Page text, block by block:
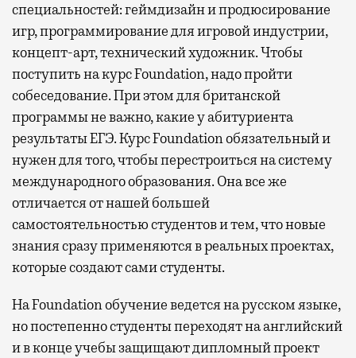
специальностей: геймдизайн и продюсирование
игр, программирование для игровой индустрии,
концепт-арт, технический художник. Чтобы
поступить на курс Foundation, надо пройти
собеседование. При этом для британской
программы не важно, какие у абитуриента
результаты ЕГЭ. Курс Foundation обязательный и
нужен для того, чтобы перестроиться на систему
международного образования. Она все же
отличается от нашей большей
самостоятельностью студентов и тем, что новые
знания сразу применяются в реальных проектах,
которые создают сами студенты.
На Foundation обучение ведется на русском языке,
но постепенно студенты переходят на английский
и в конце учебы защищают дипломный проект